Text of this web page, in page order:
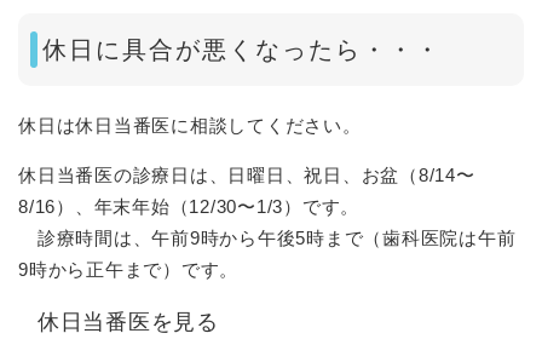
休日に具合が悪くなったら・・・
休日は休日当番医に相談してください。
休日当番医の診療日は、日曜日、祝日、お盆（8/14〜
8/16）、年末年始（12/30〜1/3）です。
診療時間は、午前9時から午後5時まで（歯科医院は午前
9時から正午まで）です。
休日当番医を見る